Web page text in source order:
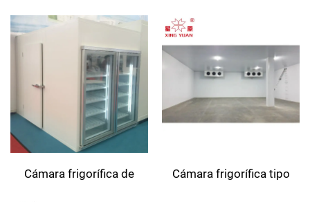
Cámara frigorífica de
Cámara frigorífica tipo